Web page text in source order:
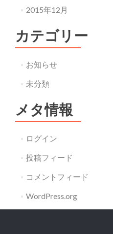
2015年12月
カテゴリー
お知らせ
未分類
メタ情報
ログイン
投稿フィード
コメントフィード
WordPress.org